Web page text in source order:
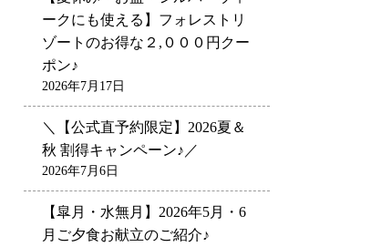
ークにも使える】フォレストリ
ゾートのお得な２,０００円クー
ポン♪
2026年7月17日
＼【公式直予約限定】2026夏＆
秋 割得キャンペーン♪／
2026年7月6日
【皐月・水無月】2026年5月・6
月ご夕食お献立のご紹介♪